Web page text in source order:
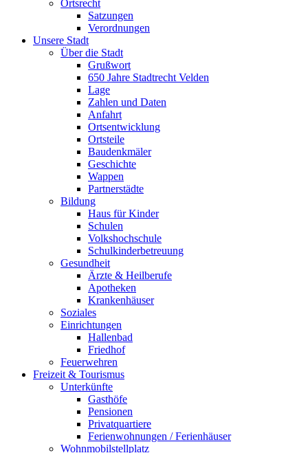
Ortsrecht
Satzungen
Verordnungen
Unsere Stadt
Über die Stadt
Grußwort
650 Jahre Stadtrecht Velden
Lage
Zahlen und Daten
Anfahrt
Ortsentwicklung
Ortsteile
Baudenkmäler
Geschichte
Wappen
Partnerstädte
Bildung
Haus für Kinder
Schulen
Volkshochschule
Schulkinderbetreuung
Gesundheit
Ärzte & Heilberufe
Apotheken
Krankenhäuser
Soziales
Einrichtungen
Hallenbad
Friedhof
Feuerwehren
Freizeit & Tourismus
Unterkünfte
Gasthöfe
Pensionen
Privatquartiere
Ferienwohnungen / Ferienhäuser
Wohnmobilstellplatz